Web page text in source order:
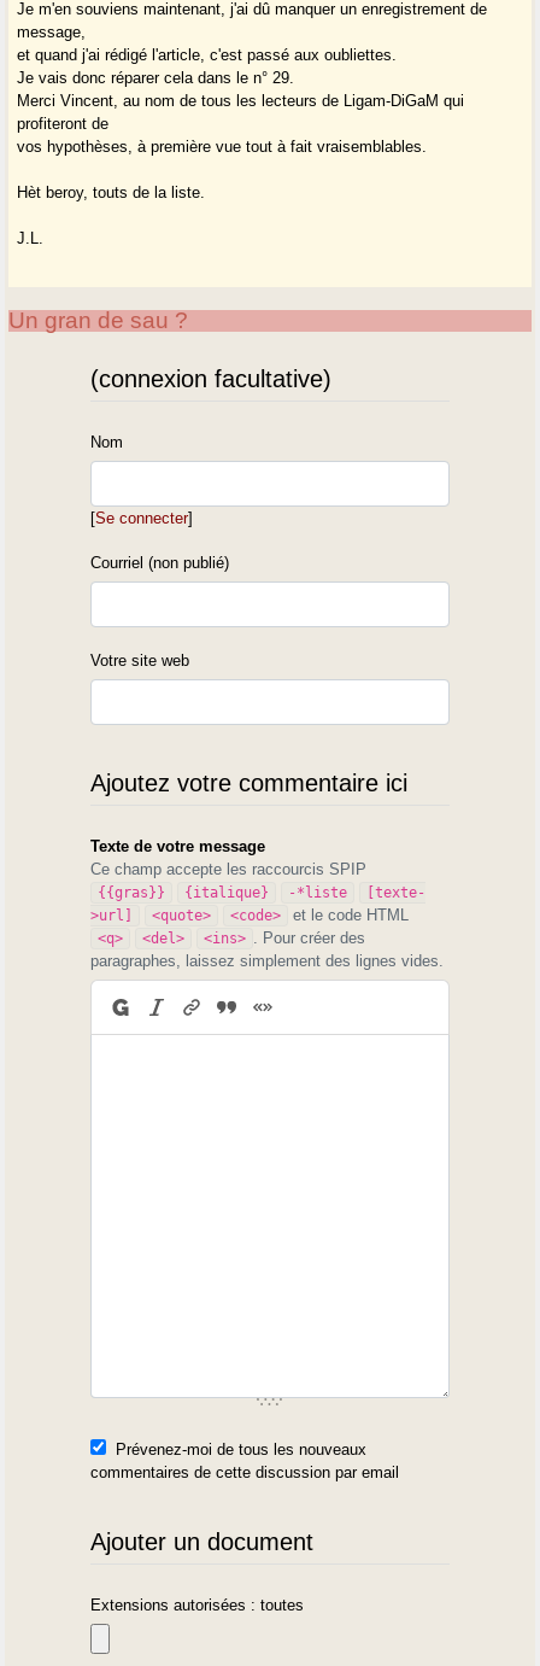
Je m'en souviens maintenant, j'ai dû manquer un enregistrement de
message,
et quand j'ai rédigé l'article, c'est passé aux oubliettes.
Je vais donc réparer cela dans le n° 29.
Merci Vincent, au nom de tous les lecteurs de Ligam-DiGaM qui
profiteront de
vos hypothèses, à première vue tout à fait vraisemblables.
Hèt beroy, touts de la liste.
J.L.
Un gran de sau ?
(connexion facultative)
Nom
[Se connecter]
Courriel (non publié)
Votre site web
Ajoutez votre commentaire ici
Texte de votre message
Ce champ accepte les raccourcis SPIP
{{gras}} {italique} -*liste
[texte-
>url]
<quote> <code> et le code HTML
<q> <del> <ins>
. Pour créer des
paragraphes, laissez simplement des lignes vides.
Prévenez-moi de tous les nouveaux
commentaires de cette discussion par email
Ajouter un document
Extensions autorisées : toutes